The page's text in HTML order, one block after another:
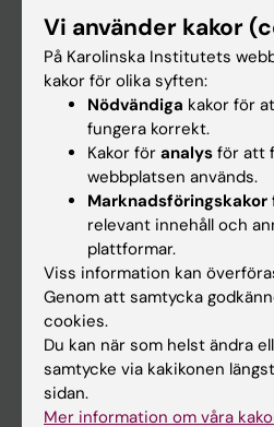
Ladok
Canvas
Schema
Studentmejlen
Kurs- och programwebbar
Student på KI
Medarbetare
Medarbetarportalen
Kontakta och besök KI
Universitetsbiblioteket
Vi använder kakor
På Karolinska Institutets
kakor för olika syften:
Nödvändiga kakor för
fungera korrekt.
Kakor för analys för att
webbplatsen används.
Marknadsföringskakor
relevant innehåll och
plattformar.
Viss information kan
Genom att samtycka
cookies.
Du kan när som helst ändra
samtycke via kakikonen
sidan.
Mer information om våra